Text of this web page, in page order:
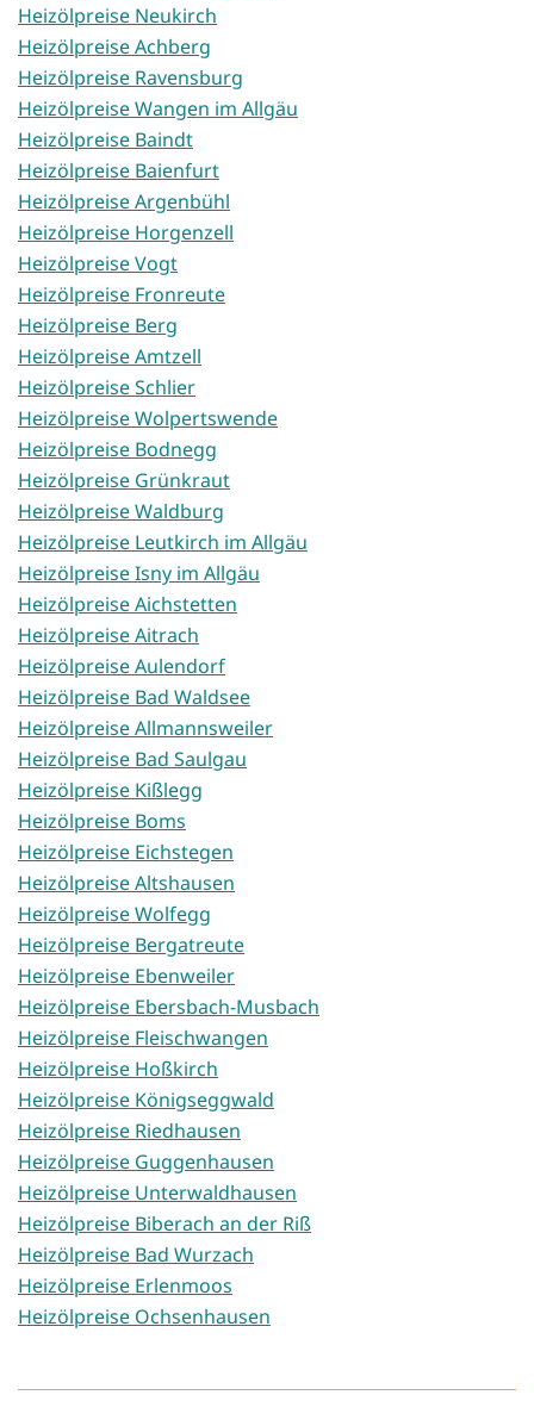
Heizölpreise Neukirch
Heizölpreise Achberg
Heizölpreise Ravensburg
Heizölpreise Wangen im Allgäu
Heizölpreise Baindt
Heizölpreise Baienfurt
Heizölpreise Argenbühl
Heizölpreise Horgenzell
Heizölpreise Vogt
Heizölpreise Fronreute
Heizölpreise Berg
Heizölpreise Amtzell
Heizölpreise Schlier
Heizölpreise Wolpertswende
Heizölpreise Bodnegg
Heizölpreise Grünkraut
Heizölpreise Waldburg
Heizölpreise Leutkirch im Allgäu
Heizölpreise Isny im Allgäu
Heizölpreise Aichstetten
Heizölpreise Aitrach
Heizölpreise Aulendorf
Heizölpreise Bad Waldsee
Heizölpreise Allmannsweiler
Heizölpreise Bad Saulgau
Heizölpreise Kißlegg
Heizölpreise Boms
Heizölpreise Eichstegen
Heizölpreise Altshausen
Heizölpreise Wolfegg
Heizölpreise Bergatreute
Heizölpreise Ebenweiler
Heizölpreise Ebersbach-Musbach
Heizölpreise Fleischwangen
Heizölpreise Hoßkirch
Heizölpreise Königseggwald
Heizölpreise Riedhausen
Heizölpreise Guggenhausen
Heizölpreise Unterwaldhausen
Heizölpreise Biberach an der Riß
Heizölpreise Bad Wurzach
Heizölpreise Erlenmoos
Heizölpreise Ochsenhausen